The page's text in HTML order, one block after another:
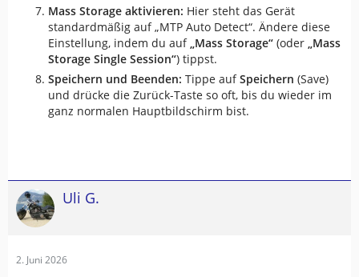
Mass Storage aktivieren: Hier steht das Gerät
standardmäßig auf „MTP Auto Detect“. Ändere diese
Einstellung, indem du auf„Mass Storage“ (oder „Mass
Storage Single Session“) tippst.
Speichern und Beenden: Tippe aufSpeichern (Save)
und drücke die Zurück-Taste so oft, bis du wieder im
ganz normalen Hauptbildschirm bist.
Uli G.
2. Juni 2026